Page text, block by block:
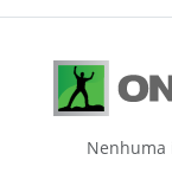
Nenhuma